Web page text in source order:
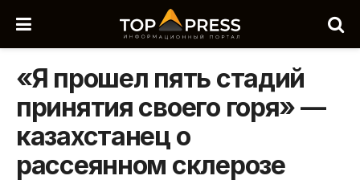
«Я прошел пять стадий
принятия своего горя» —
казахстанец о
рассеянном склерозе